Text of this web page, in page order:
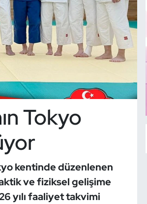
Tokyo
kentinde düzenlenen
ve fiziksel gelişime
yılı faaliyet takvimi